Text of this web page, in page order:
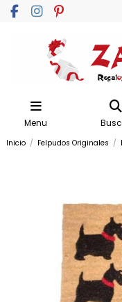
Menu
Inicio Felpudos Originales